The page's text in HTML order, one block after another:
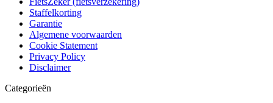
Staffelkorting
Garantie
Algemene voorwaarden
Cookie Statement
Privacy Policy
Disclaimer
Categorieën